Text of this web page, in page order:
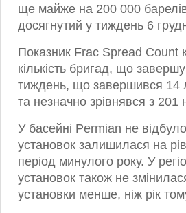
ще майже на 200 000
досягнутий у тиждень 6
Показник Frac Spread Count
кількість бригад, що
тиждень, що завершився 14
та незначно зрівнявся з 201
У басейні Permian не
установок залишилася на
період минулого року. У
установок також не
установки менше, ніж рік